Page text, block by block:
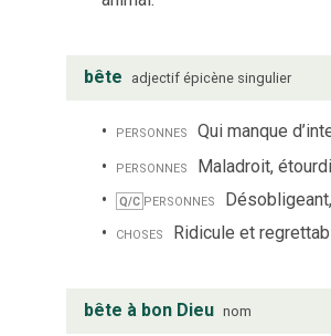
bête adjectif épicène singulier
personnes Qui manque
personnes Maladroit,
Q/C personnes
choses Ridicule et
bête à bon Dieu nom